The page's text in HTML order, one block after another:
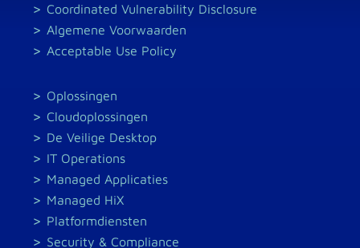
Coordinated Vulnerability Disclosure
Algemene Voorwaarden
Acceptable Use Policy
Oplossingen
Cloudoplossingen
De Veilige Desktop
IT Operations
Managed Applicaties
Managed HiX
Platformdiensten
Security & Compliance